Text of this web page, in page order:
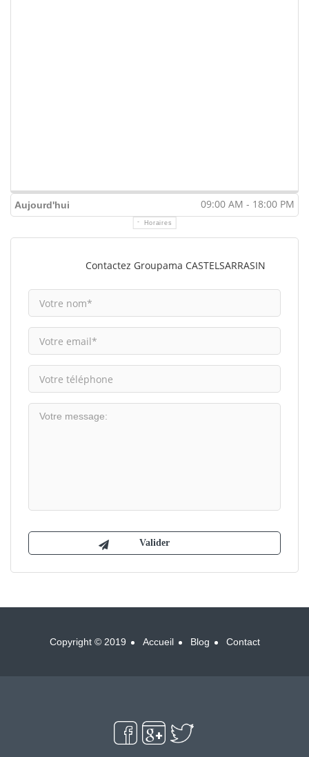
Aujourd'hui 09:00 AM - 18:00 PM
Horaires
Contactez Groupama CASTELSARRASIN
Copyright © 2019 Accueil Blog Contact